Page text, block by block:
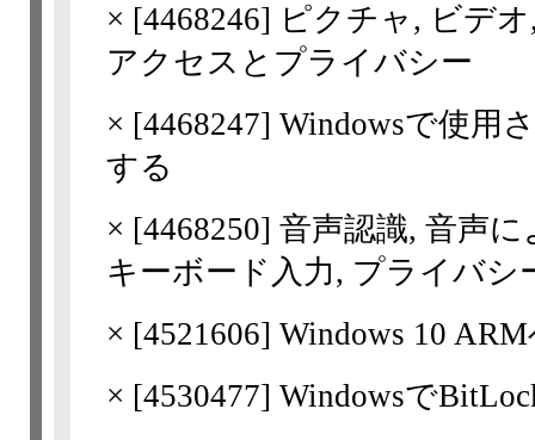
× [4468246] ピクチャ, ビデ
アクセスとプライバシー
× [4468247] Windowsで使用
する
× [4468250] 音声認識, 音声
キーボード入力, プライバシ
× [4521606] Windows 10
× [4530477] Windowsで